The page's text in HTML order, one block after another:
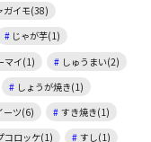
ガイモ(38)
じゃが芋(1)
マイ(1)
しゅうまい(2)
しょうが焼き(1)
ーツ(6)
すき焼き(1)
コロッケ(1)
すし(1)